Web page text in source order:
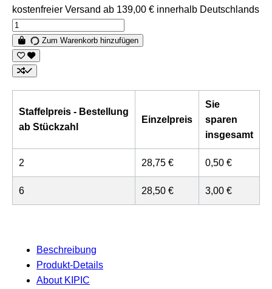
kostenfreier Versand ab 139,00 € innerhalb Deutschlands
Zum Warenkorb hinzufügen
Staffelpreis - Bestellung
ab Stückzahl
Einzelpreis
Sie
sparen
insgesamt
2 28,75 € 0,50 €
6 28,50 € 3,00 €
Beschreibung
Produkt-Details
About KIPIC